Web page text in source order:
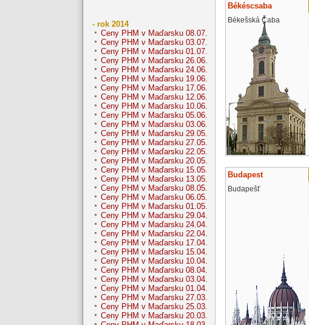
- rok 2014
Ceny PHM v Maďarsku 08.07.
Ceny PHM v Maďarsku 03.07.
Ceny PHM v Maďarsku 01.07.
Ceny PHM v Maďarsku 26.06.
Ceny PHM v Maďarsku 24.06.
Ceny PHM v Maďarsku 19.06.
Ceny PHM v Maďarsku 17.06.
Ceny PHM v Maďarsku 12.06.
Ceny PHM v Maďarsku 10.06.
Ceny PHM v Maďarsku 05.06.
Ceny PHM v Maďarsku 03.06.
Ceny PHM v Maďarsku 29.05.
Ceny PHM v Maďarsku 27.05.
Ceny PHM v Maďarsku 22.05.
Ceny PHM v Maďarsku 20.05.
Ceny PHM v Maďarsku 15.05.
Ceny PHM v Maďarsku 13.05.
Ceny PHM v Maďarsku 08.05.
Ceny PHM v Maďarsku 06.05.
Ceny PHM v Maďarsku 01.05.
Ceny PHM v Maďarsku 29.04.
Ceny PHM v Maďarsku 24.04.
Ceny PHM v Maďarsku 22.04.
Ceny PHM v Maďarsku 17.04.
Ceny PHM v Maďarsku 15.04.
Ceny PHM v Maďarsku 10.04.
Ceny PHM v Maďarsku 08.04.
Ceny PHM v Maďarsku 03.04.
Ceny PHM v Maďarsku 01.04.
Ceny PHM v Maďarsku 27.03.
Ceny PHM v Maďarsku 25.03.
Ceny PHM v Maďarsku 20.03.
Békéscsaba
Békešská Čaba
Budapest
Budapešť